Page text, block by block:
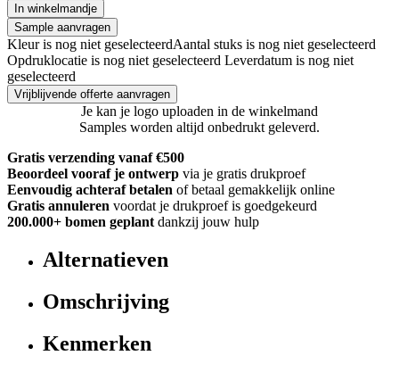
In winkelmandje
Sample aanvragen
Kleur is nog niet geselecteerdAantal stuks is nog niet geselecteerd
Opdruklocatie is nog niet geselecteerd Leverdatum is nog niet
geselecteerd
Vrijblijvende offerte aanvragen
Je kan je logo uploaden in de winkelmand
Samples worden altijd onbedrukt geleverd.
Gratis verzending vanaf €500
Beoordeel vooraf je ontwerp via je gratis drukproef
Eenvoudig achteraf betalen of betaal gemakkelijk online
Gratis annuleren voordat je drukproef is goedgekeurd
200.000+ bomen geplant dankzij jouw hulp
Alternatieven
Omschrijving
Kenmerken